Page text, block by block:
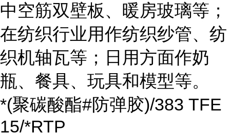
中空筋双壁板、暖房玻璃等；
在纺织行业用作纺织纱管、纺
织机轴瓦等；日用方面作奶
瓶、餐具、玩具和模型等。
*(聚碳酸酯#防弹胶)/383 TFE
15/*RTP